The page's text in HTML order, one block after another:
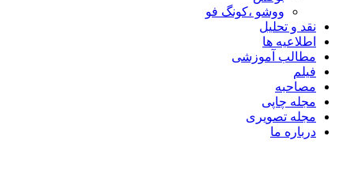
ووشو ،کونگ فو
نقد و تحلیل
اطلاعیه ها
مطالب آموزشی
فیلم
مصاحبه
مجله چاپی
مجله تصویری
درباره ما